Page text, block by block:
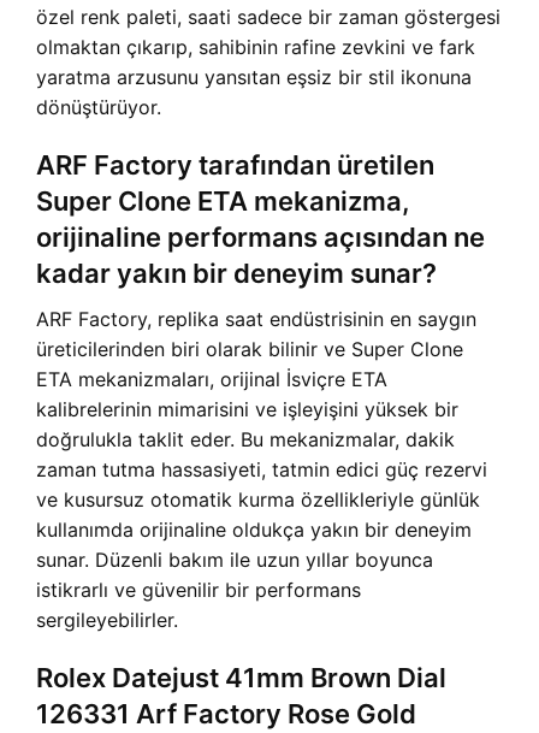
özel renk paleti, saati sadece bir zaman göstergesi
olmaktan çıkarıp, sahibinin rafine zevkini ve fark
yaratma arzusunu yansıtan eşsiz bir stil ikonuna
dönüştürüyor.
ARF Factory tarafından üretilen
Super Clone ETA mekanizma,
orijinaline performans açısından ne
kadar yakın bir deneyim sunar?
ARF Factory, replika saat endüstrisinin en saygın
üreticilerinden biri olarak bilinir ve Super Clone
ETA mekanizmaları, orijinal İsviçre ETA
kalibrelerinin mimarisini ve işleyişini yüksek bir
doğrulukla taklit eder. Bu mekanizmalar, dakik
zaman tutma hassasiyeti, tatmin edici güç rezervi
ve kusursuz otomatik kurma özellikleriyle günlük
kullanımda orijinaline oldukça yakın bir deneyim
sunar. Düzenli bakım ile uzun yıllar boyunca
istikrarlı ve güvenilir bir performans
sergileyebilirler.
Rolex Datejust 41mm Brown Dial
126331 Arf Factory Rose Gold